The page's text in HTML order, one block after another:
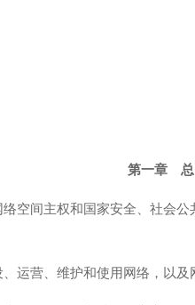
第一章
空间主权和国家安全、社会
营、维护和使用网络，以及